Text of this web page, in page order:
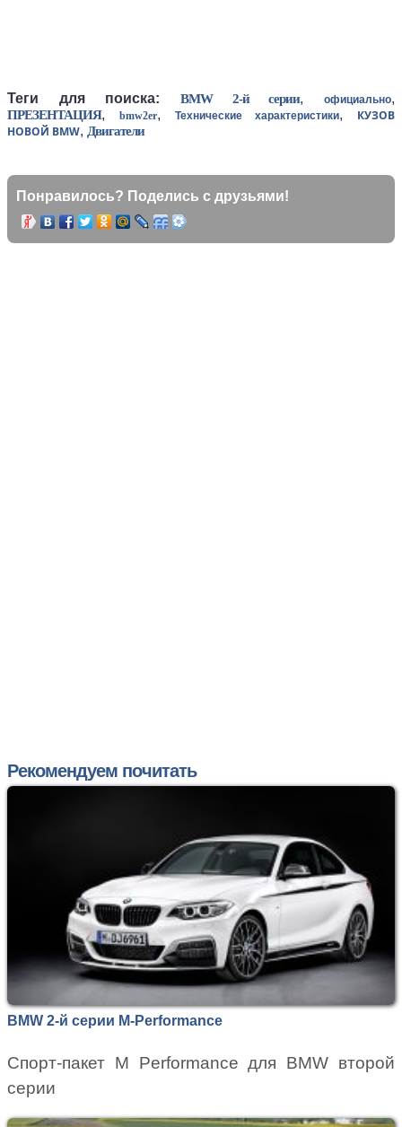
Теги для поиска: BMW 2-й серии,официально,
ПРЕЗЕНТАЦИЯ, bmw2er, Технические характеристики, КУЗОВ
НОВОЙ BMW, Двигатели
Понравилось? Поделись с друзьями!
Рекомендуем почитать
BMW 2-й серии M-Performance
Спорт-пакет M Performance для BMW второй
серии